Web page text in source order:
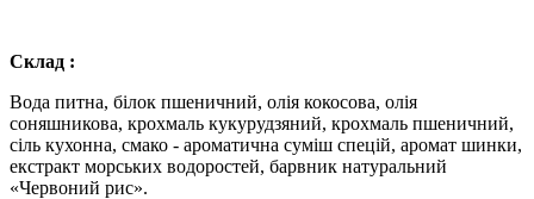
Склад :
Вода питна, білок пшеничний, олія кокосова, олія
соняшникова, крохмаль кукурудзяний, крохмаль пшеничний,
сіль кухонна, смако - ароматична суміш спецій, аромат шинки,
екстракт морських водоростей, барвник натуральний
«Червоний рис».